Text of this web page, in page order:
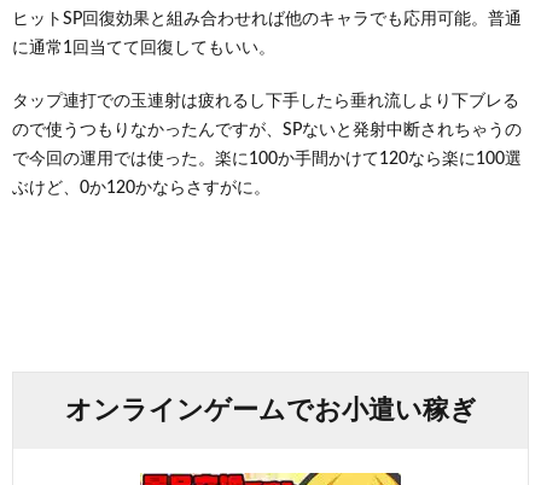
ヒットSP回復効果と組み合わせれば他のキャラでも応用可能。普通
に通常1回当てて回復してもいい。
タップ連打での玉連射は疲れるし下手したら垂れ流しより下ブレる
ので使うつもりなかったんですが、SPないと発射中断されちゃうの
で今回の運用では使った。楽に100か手間かけて120なら楽に100選
ぶけど、0か120かならさすがに。
オンラインゲームでお小遣い稼ぎ